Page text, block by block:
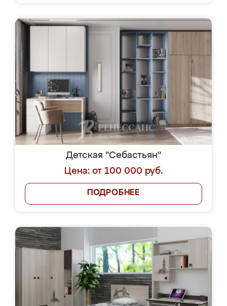
Детская "Себастьян"
Цена: от 100 000 руб.
ПОДРОБНЕЕ